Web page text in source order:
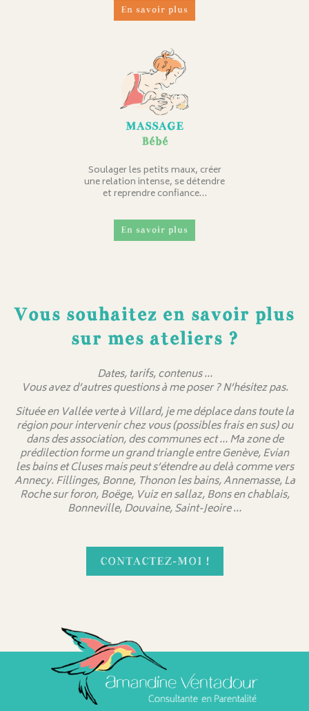
En savoir plus
MASSAGE
Bébé
Soulager les petits maux, créer
une relation intense, se détendre
et reprendre confiance…
En savoir plus
Vous souhaitez en savoir plus
sur mes ateliers ?
Dates, tarifs, contenus …
Vous avez d’autres questions à me poser ? N’hésitez pas.
Située en Vallée verte à Villard, je me déplace dans toute la
région pour intervenir chez vous (possibles frais en sus) ou
dans des association, des communes ect … Ma zone de
prédilection forme un grand triangle entre Genève, Evian
les bains et Cluses mais peut s’étendre au delà comme vers
Annecy. Fillinges, Bonne, Thonon les bains, Annemasse, La
Roche sur foron, Boëge, Vuiz en sallaz, Bons en chablais,
Bonneville, Douvaine, Saint-Jeoire …
CONTACTEZ-MOI !